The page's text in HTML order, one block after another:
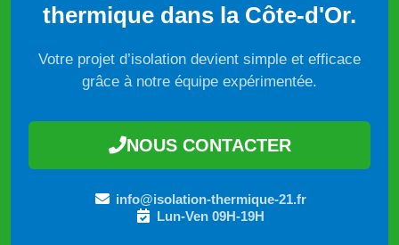
thermique dans la Côte-d'Or.
Votre projet d’isolation devient simple et efficace
grâce à notre équipe expérimentée.
NOUS CONTACTER
info@isolation-thermique-21.fr
Lun-Ven 09H-19H